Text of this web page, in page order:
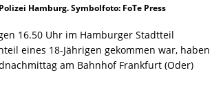
Hamburg. Symbolfoto: FoTe Press
16.50 Uhr im Hamburger Stadtteil
eines 18-Jährigen gekommen war, haben
am Bahnhof Frankfurt (Oder)